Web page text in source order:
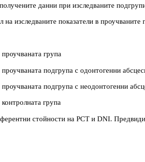
данни при изследваните
на изследваните показатели в проучваните
група
подгрупа с одонтогенни
подгрупа с неодонтогенни
група
стойности на PCT и DNI.